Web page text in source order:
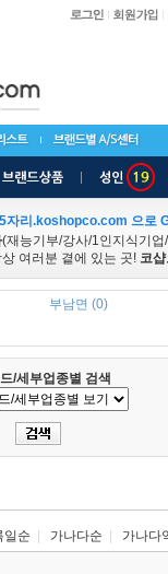
자리.koshopco.com 으로
(재능기부/강사/1인지식기업
여러분 곁에 있는 곳! 코
부남면 (0)
/세부업종별 검색
일순 가나다순 가나다